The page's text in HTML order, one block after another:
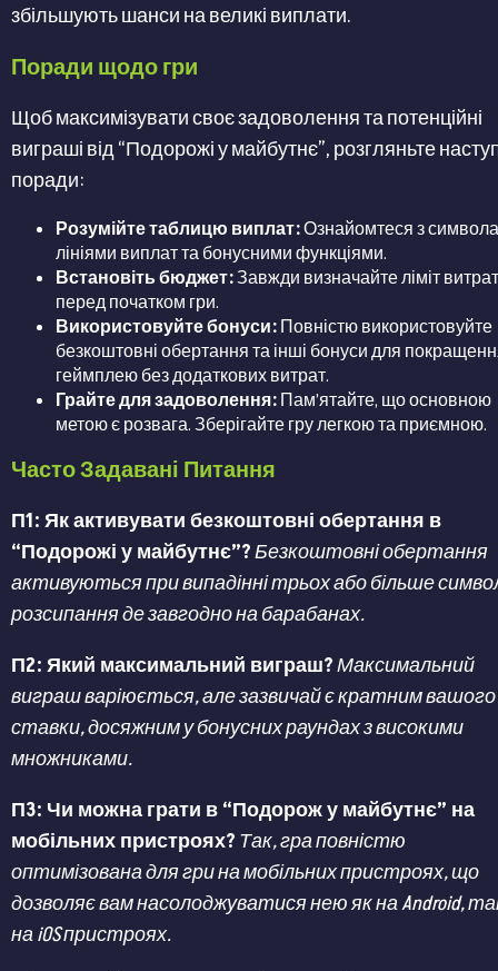
збільшують шанси на великі виплати.
Поради щодо гри
Щоб максимізувати своє задоволення та потенційні
виграші від “Подорожі у майбутнє”, розгляньте
поради:
Розумійте таблицю виплат:Ознайомтеся з
лініями виплат та бонусними функціями.
Встановіть бюджет:Завжди визначайте ліміт витрат
перед початком гри.
Використовуйте бонуси:Повністю використовуйте
безкоштовні обертання та інші бонуси для
геймплею без додаткових витрат.
Грайте для задоволення:Пам’ятайте, що основною
метою є розвага. Зберігайте гру легкою та приємною.
Часто Задавані Питання
П1: Як активувати безкоштовні обертання в
“Подорожі у майбутнє”?Безкоштовні обертання
активуються при випадінні трьох або більше
розсипання де завгодно на барабанах.
П2: Який максимальний виграш?Максимальний
виграш варіюється, але зазвичай є кратним вашого
ставки, досяжним у бонусних раундах з високими
множниками.
П3: Чи можна грати в “Подорож у майбутнє” на
мобільних пристроях? Так, гра повністю
оптимізована для гри на мобільних пристроях, що
дозволяє вам насолоджуватися нею як на Android,
на iOS пристроях.